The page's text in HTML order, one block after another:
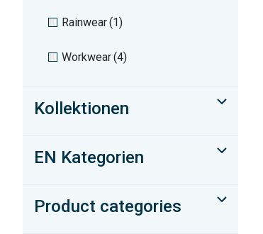
Rainwear(1)
Workwear(4)
Kollektionen
EN Kategorien
Product categories